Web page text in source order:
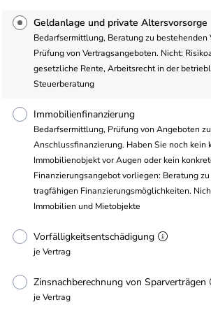
Geldanlage und private Altersvorsorge
Bedarfsermittlung, Beratung zu bestehenden
Prüfung von Vertragsangeboten. Nicht:
gesetzliche Rente, Arbeitsrecht in der
Steuerberatung
Immobilienfinanzierung
Bedarfsermittlung, Prüfung von Angeboten
Anschlussfinanzierung. Haben Sie noch kein
Immobilienobjekt vor Augen oder kein
Finanzierungsangebot vorliegen: Beratung
tragfähigen Finanzierungsmöglichkeiten.
Immobilien und Mietobjekte
Vorfälligkeitsentschädigung
je Vertrag
Zinsnachberechnung von Sparverträgen
je Vertrag